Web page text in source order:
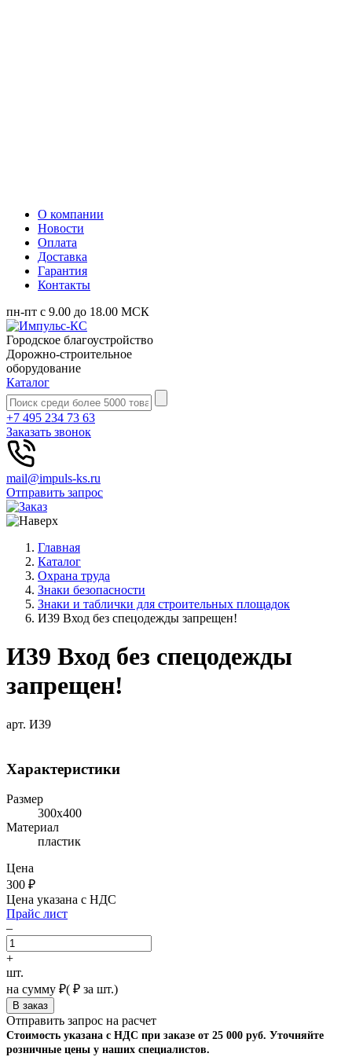
О компании
Новости
Оплата
Доставка
Гарантия
Контакты
пн-пт с 9.00 до 18.00 МСК
Городское благоустройство
Дорожно-строительное
оборудование
Каталог
+7 495 234 73 63
Заказать звонок
mail@impuls-ks.ru
Отправить запрос
Главная
Каталог
Охрана труда
Знаки безопасности
Знаки и таблички для строительных площадок
И39 Вход без спецодежды запрещен!
И39 Вход без спецодежды
запрещен!
арт. И39
Характеристики
Размер
300х400
Материал
пластик
Цена
300 ₽
Цена указана с НДС
Прайс лист
–
+
шт.
на сумму ₽( ₽ за шт.)
Отправить запрос на расчет
Стоимость указана с НДС при заказе от 25 000 руб. Уточняйте
розничные цены у наших специалистов.